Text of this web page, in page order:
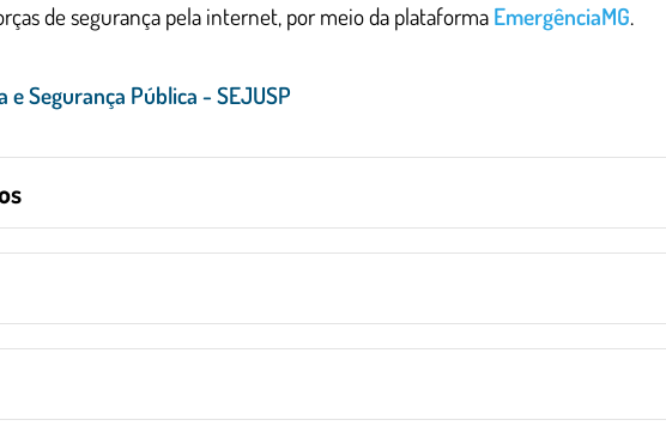
de segurança pela internet, por meio da plataforma EmergênciaMG.
Segurança Pública - SEJUSP